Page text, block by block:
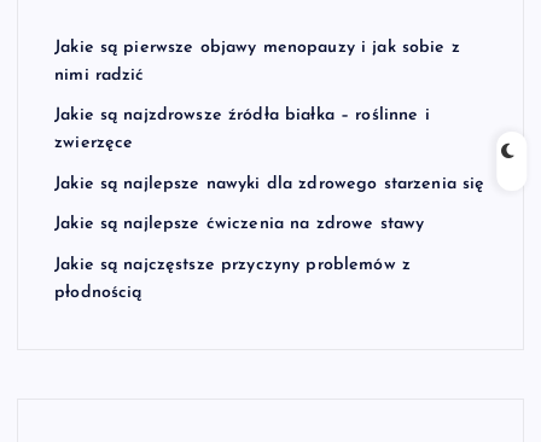
Jakie są pierwsze objawy menopauzy i jak sobie z
nimi radzić
Jakie są najzdrowsze źródła białka – roślinne i
zwierzęce
Jakie są najlepsze nawyki dla zdrowego starzenia się
Jakie są najlepsze ćwiczenia na zdrowe stawy
Jakie są najczęstsze przyczyny problemów z
płodnością